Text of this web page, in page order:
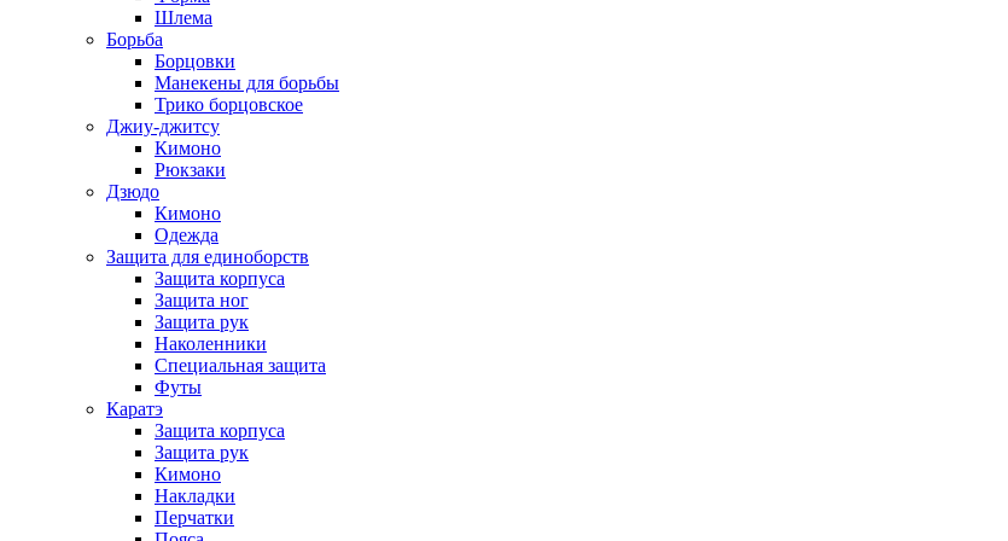
Шлема
Борьба
Борцовки
Манекены для борьбы
Трико борцовское
Джиу-джитсу
Кимоно
Рюкзаки
Дзюдо
Кимоно
Одежда
Защита для единоборств
Защита корпуса
Защита ног
Защита рук
Наколенники
Специальная защита
Футы
Каратэ
Защита корпуса
Защита рук
Кимоно
Накладки
Перчатки